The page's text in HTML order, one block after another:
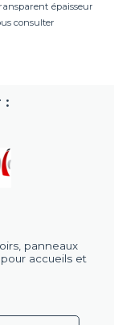
épaisseur
consulter
:
panneaux
accueils et